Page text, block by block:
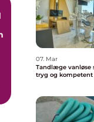
07. Mar
Tandlæge vanløse sådan vælger du en
tryg og